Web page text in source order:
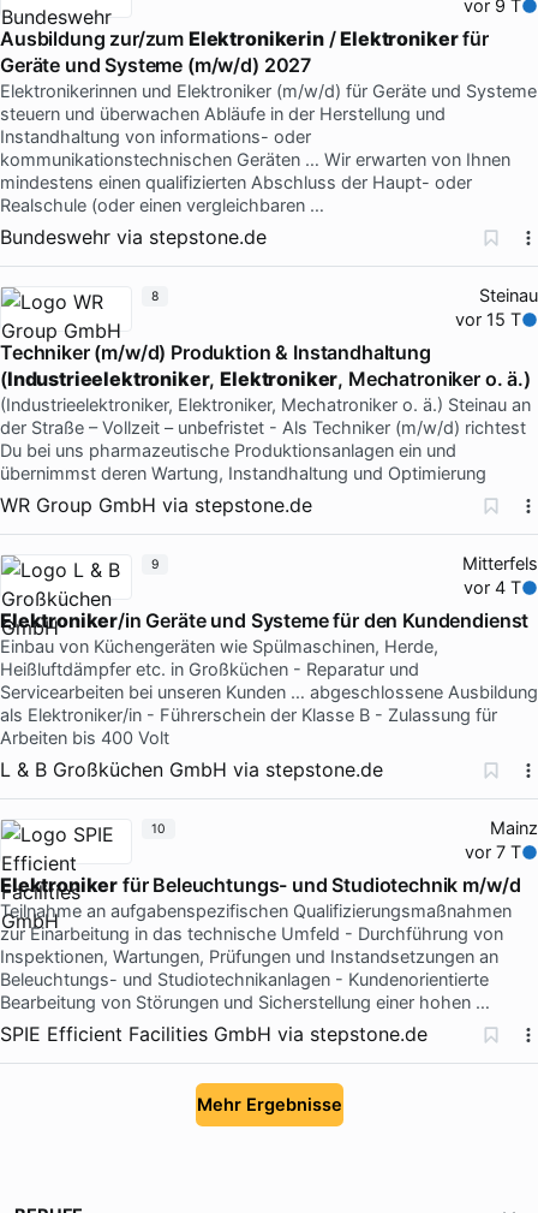
vor 9 T
Ausbildung zur/zum Elektronikerin/Elektronikerfür
Geräte und Systeme (m/w/d) 2027
Elektronikerinnen und Elektroniker (m/w/d) für Geräte und Systeme
steuern und überwachen Abläufe in der Herstellung und
Instandhaltung von informations- oder
kommunikationstechnischen Geräten … Wir erwarten von Ihnen
mindestens einen qualifizierten Abschluss der Haupt- oder
Realschule (oder einen vergleichbaren …
Bundeswehr via stepstone.de
Steinau
vor 15 T
Techniker (m/w/d) Produktion & Instandhaltung
(Industrieelektroniker,Elektroniker, Mechatroniker o. ä.)
(Industrieelektroniker, Elektroniker, Mechatroniker o. ä.) Steinau an
der Straße – Vollzeit – unbefristet - Als Techniker (m/w/d) richtest
Du bei uns pharmazeutische Produktionsanlagen ein und
übernimmst deren Wartung, Instandhaltung und Optimierung
WR Group GmbH via stepstone.de
8
Mitterfels
vor 4 T
Elektroniker/in Geräte und Systeme für den Kundendienst
Einbau von Küchengeräten wie Spülmaschinen, Herde,
Heißluftdämpfer etc. in Großküchen - Reparatur und
Servicearbeiten bei unseren Kunden … abgeschlossene Ausbildung
als Elektroniker/in - Führerschein der Klasse B - Zulassung für
Arbeiten bis 400 Volt
L & B Großküchen GmbH via stepstone.de
9
Mainz
vor 7 T
Elektroniker für Beleuchtungs- und Studiotechnik m/w/d
Teilnahme an aufgabenspezifischen Qualifizierungsmaßnahmen
zur Einarbeitung in das technische Umfeld - Durchführung von
Inspektionen, Wartungen, Prüfungen und Instandsetzungen an
Beleuchtungs- und Studiotechnikanlagen - Kundenorientierte
Bearbeitung von Störungen und Sicherstellung einer hohen …
SPIE Efficient Facilities GmbH via stepstone.de
10
Mehr Ergebnisse